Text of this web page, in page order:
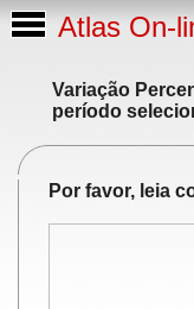
Atlas On-
Variação
período
Por favor, leia